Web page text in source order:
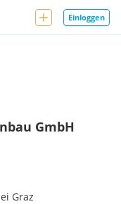
Einloggen
GmbH
Graz